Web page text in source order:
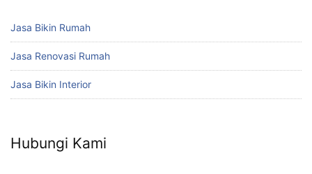
Jasa Bikin Rumah
Jasa Renovasi Rumah
Jasa Bikin Interior
Hubungi Kami